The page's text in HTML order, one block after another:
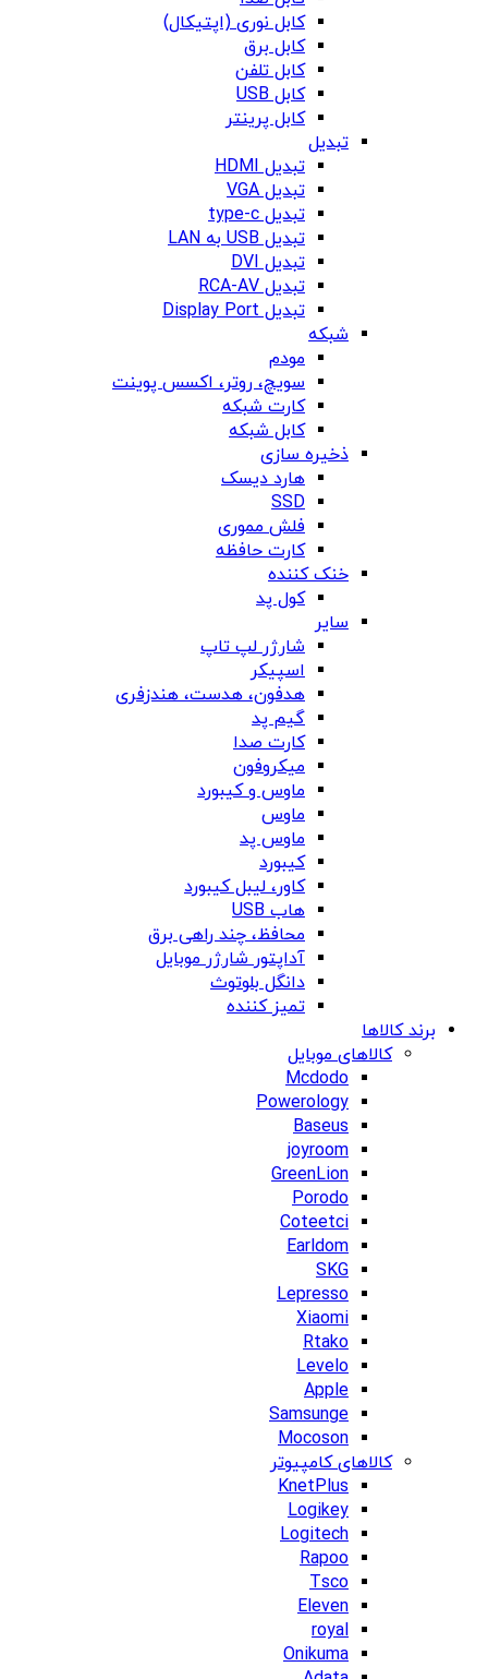
کابل نوری (اپتیکال)
کابل برق
کابل تلفن
کابل USB
کابل پرینتر
تبدیل
تبدیل HDMI
تبدیل VGA
تبدیل type-c
تبدیل USB به LAN
تبدیل DVI
تبدیل RCA-AV
تبدیل Display Port
شبکه
مودم
سویچ، روتر، اکسس پوینت
کارت شبکه
کابل شبکه
ذخیره سازی
هارد دیسک
SSD
فلش مموری
کارت حافظه
خنک کننده
کول پد
سایر
شارژر لپ تاپ
اسپیکر
هدفون، هدست، هندزفری
گیم پد
کارت صدا
میکروفون
ماوس و کیبورد
ماوس
ماوس پد
کیبورد
کاور، لیبل کیبورد
هاب USB
محافظ، چند راهی برق
آداپتور شارژر موبایل
دانگل بلوتوث
تمیز کننده
برند کالاها
کالاهای موبایل
Mcdodo
Powerology
Baseus
joyroom
GreenLion
Porodo
Coteetci
Earldom
SKG
Lepresso
Xiaomi
Rtako
Levelo
Apple
Samsunge
Mocoson
کالاهای کامپیوتر
KnetPlus
Logikey
Logitech
Rapoo
Tsco
Eleven
royal
Onikuma